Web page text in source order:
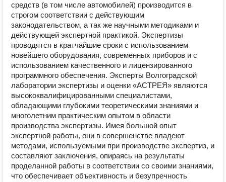
средств (в том числе автомобилей) производится в
строгом соответствии с действующим
законодательством, а так же научными методиками и
действующей экспертной практикой. Экспертизы
проводятся в кратчайшие сроки с использованием
новейшего оборудования, современных приборов и с
использованием качественного и лицензированного
программного обеспечения. Эксперты Волгоградской
лаборатории экспертизы и оценки «АСТРЕЯ» являются
высококвалифицированными специалистами,
обладающими глубокими теоретическими знаниями и
многолетним практическим опытом в области
производства экспертизы. Имея большой опыт
экспертной работы, они в совершенстве владеют
методами, используемыми при производстве экспертиз, и
составляют заключения, опираясь на результаты
проделанной работы в соответствии со своими знаниями,
что обеспечивает объективность и безупречность